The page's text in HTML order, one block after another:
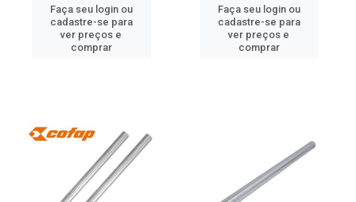
Faça seu login ou
cadastre-se para
ver preços e
comprar
Faça seu login ou
cadastre-se para
ver preços e
comprar